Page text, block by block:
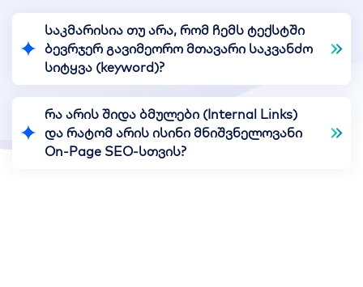
საკმარისია თუ არა, რომ ჩემს ტექსტში
ბევრჯერ გავიმეორო მთავარი საკვანძო
სიტყვა (keyword)?
რა არის შიდა ბმულები (Internal Links)
და რატომ არის ისინი მნიშვნელოვანი
On-Page SEO-სთვის?